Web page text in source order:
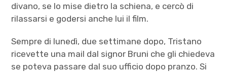
divano, se lo mise dietro la schiena, e cercò di
rilassarsi e godersi anche lui il film.
Sempre di lunedì, due settimane dopo, Tristano
ricevette una mail dal signor Bruni che gli chiedeva
se poteva passare dal suo ufficio dopo pranzo. Si